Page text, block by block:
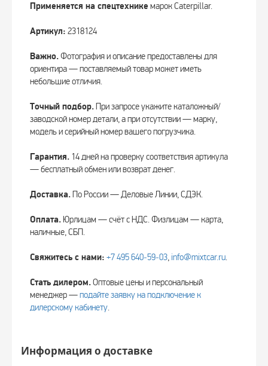
Применяется на спецтехнике марок Caterpillar.
Артикул: 2318124
Важно.Фотография и описание предоставлены для
ориентира — поставляемый товар может иметь
небольшие отличия.
Точный подбор.При запросе укажите каталожный/
заводской номер детали, а при отсутствии — марку,
модель и серийный номер вашего погрузчика.
Гарантия. 14 дней на проверку соответствия артикула
— бесплатный обмен или возврат денег.
Доставка.По России — Деловые Линии, СДЭК.
Оплата. Юрлицам — счёт с НДС. Физлицам — карта,
наличные, СБП.
Свяжитесь с нами: +7 495 640‑59‑03, info@mixtcar.ru.
Стать дилером.Оптовые цены и персональный
менеджер —подайте заявку на подключение к
дилерскому кабинету.
Информация о доставке